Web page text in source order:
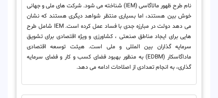
نام طرح ظهور مالاگاسی (IEM) شناخته می شود. شرکت های ملی و جهانی
خوش بین هستند، اما بسیاری منتظر شواهد دیگری هستند که نشان
می دهد دولت در مبارزه جدی با فساد عمل کرده است. IEM شامل طرح
هایی برای ایجاد مناطق صنعتی ، کشاورزی و ویژه اقتصادی برای تشویق
سرمایه گذاران بین المللی و ملی است. هیئت توسعه اقتصادی
ماداگاسکار (EDBM) به منظور بهبود فضای کسب و کار و فضای سرمایه
گذاری، به انجام تعدادی از اصلاحات ادامه می دهد.